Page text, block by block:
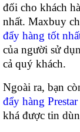
đối cho khách
nhất. Maxbuy
đẩy hàng tốt
của người sử
cả quý khách.
Ngoài ra, bạn
đẩy hàng
khá được tin